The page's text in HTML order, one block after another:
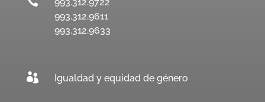
993.312.9611
993.312.9633
 Igualdad y equidad de género